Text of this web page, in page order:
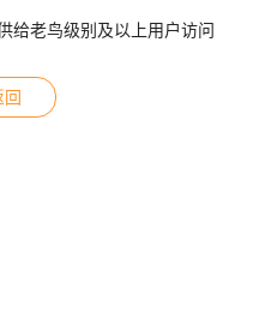
给老鸟级别及以上用户访问
回